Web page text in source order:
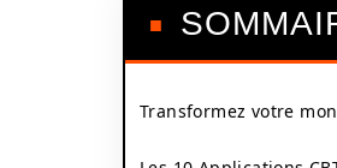
Transformez votre